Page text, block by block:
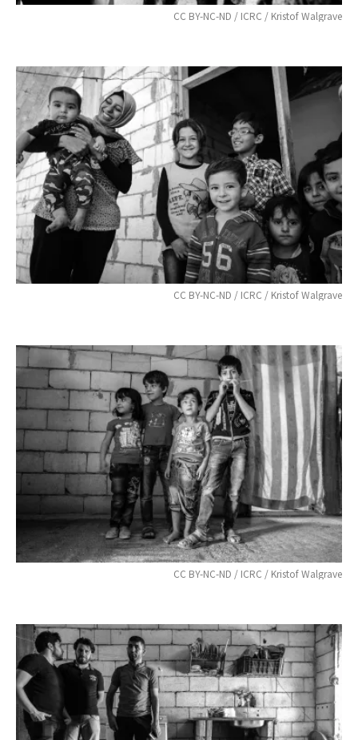
CC BY-NC-ND / ICRC / Kristof Walgrave
CC BY-NC-ND / ICRC / Kristof Walgrave
CC BY-NC-ND / ICRC / Kristof Walgrave